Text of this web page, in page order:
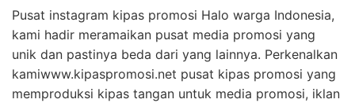
Pusat instagram kipas promosi Halo warga Indonesia,
kami hadir meramaikan pusat media promosi yang
unik dan pastinya beda dari yang lainnya. Perkenalkan
kamiwww.kipaspromosi.net pusat kipas promosi yang
memproduksi kipas tangan untuk media promosi, iklan